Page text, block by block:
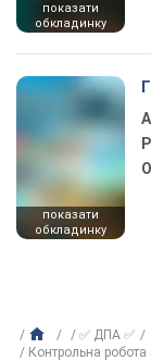
показати
обкладинку
показати
обкладинку
✅ ДПА ✅
Контрольна робота